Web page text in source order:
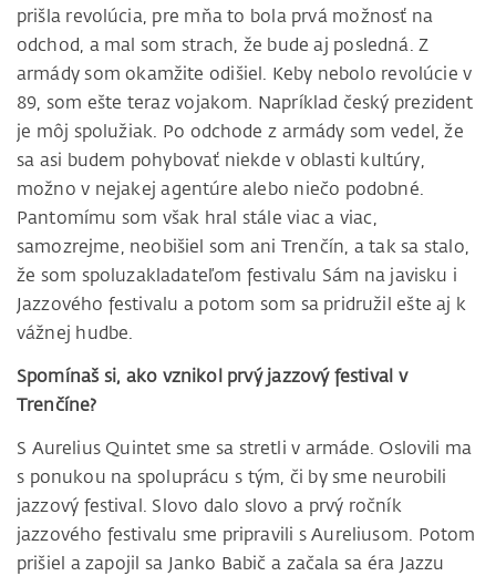
prišla revolúcia, pre mňa to bola prvá možnosť na
odchod, a mal som strach, že bude aj posledná. Z
armády som okamžite odišiel. Keby nebolo revolúcie v
89, som ešte teraz vojakom. Napríklad český prezident
je môj spolužiak. Po odchode z armády som vedel, že
sa asi budem pohybovať niekde v oblasti kultúry,
možno v nejakej agentúre alebo niečo podobné.
Pantomímu som však hral stále viac a viac,
samozrejme, neobišiel som ani Trenčín, a tak sa stalo,
že som spoluzakladateľom festivalu Sám na javisku i
Jazzového festivalu a potom som sa pridružil ešte aj k
vážnej hudbe.
Spomínaš si, ako vznikol prvý jazzový festival v
Trenčíne?
S Aurelius Quintet sme sa stretli v armáde. Oslovili ma
s ponukou na spoluprácu s tým, či by sme neurobili
jazzový festival. Slovo dalo slovo a prvý ročník
jazzového festivalu sme pripravili s Aureliusom. Potom
prišiel a zapojil sa Janko Babič a začala sa éra Jazzu